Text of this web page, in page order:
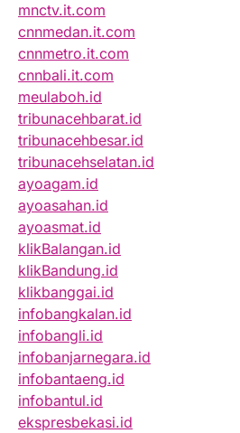
mnctv.it.com
cnnmedan.it.com
cnnmetro.it.com
cnnbali.it.com
meulaboh.id
tribunacehbarat.id
tribunacehbesar.id
tribunacehselatan.id
ayoagam.id
ayoasahan.id
ayoasmat.id
klikBalangan.id
klikBandung.id
klikbanggai.id
infobangkalan.id
infobangli.id
infobanjarnegara.id
infobantaeng.id
infobantul.id
ekspresbekasi.id